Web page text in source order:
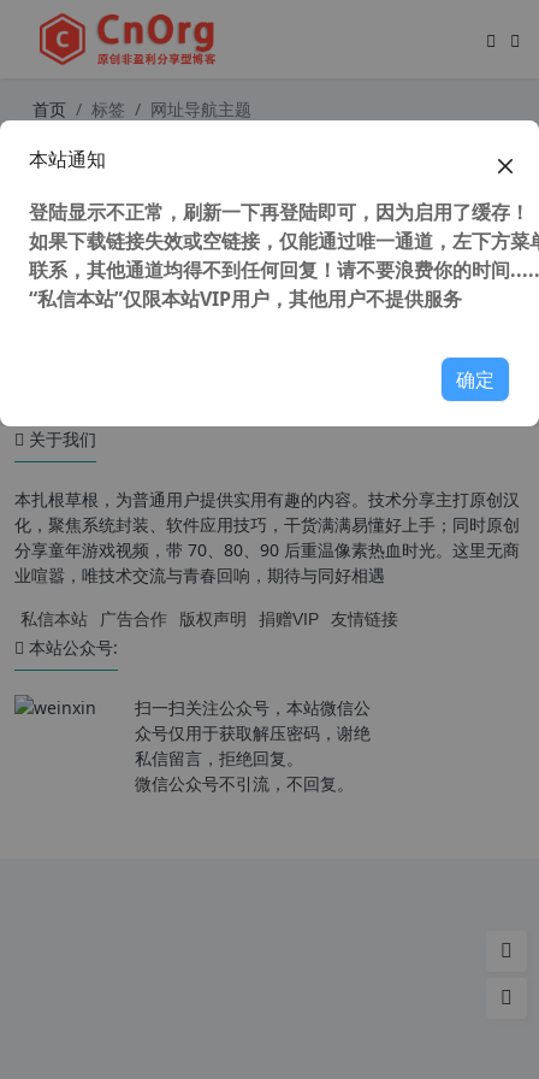
首页 标签 网址导航主题
+亲测+安装教程
关于我们
本扎根草根，为普通用户提供实用有趣的内容。技术分享主打原创汉
化，聚焦系统封装、软件应用技巧，干货满满易懂好上手；同时原创
分享童年游戏视频，带 70、80、90 后重温像素热血时光。这里无商
业喧嚣，唯技术交流与青春回响，期待与同好相遇
私信本站 广告合作 版权声明 捐赠VIP 友情链接
本站公众号:
扫一扫关注公众号，本站微信公
众号仅用于获取解压密码，谢绝
私信留言，拒绝回复。
微信公众号不引流，不回复。
本站通知
登陆显示不正常，刷新一下再登陆即可，因为启用了缓存！
如果下载链接失效或空链接，仅能通过唯一通道，左下方菜
联系，其他通道均得不到任何回复！请不要浪费你的时间
“私信本站”仅限本站VIP用户，其他用户不提供服务
确定